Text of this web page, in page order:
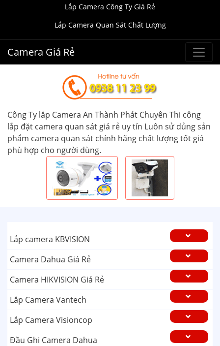
Lắp Camera Công Ty Giá Rẻ
Lắp Camera Quan Sát Chất Lượng
Camera Giá Rẻ
Công Ty lắp Camera An Thành Phát Chuyên Thi công
lắp đặt camera quan sát giá rẻ uy tín Luôn sử dủng sản
phẩm camera quan sát chính hãng chất lượng tốt giá
phù hợp cho người dùng.
Lắp camera KBVISION
Camera Dahua Giá Rẻ
Camera HIKVISION Giá Rẻ
Lắp Camera Vantech
Lắp Camera Visioncop
Đầu Ghi Camera Dahua